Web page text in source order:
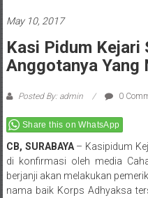
May 10, 2017
Kasi Pidum Kejari
Anggotanya Yang
Posted By: admin 0
Share this on WhatsApp
CB, SURABAYA– Kasipidum
di konfirmasi oleh media
berjanji akan melakukan
nama baik Korps Adhyaksa